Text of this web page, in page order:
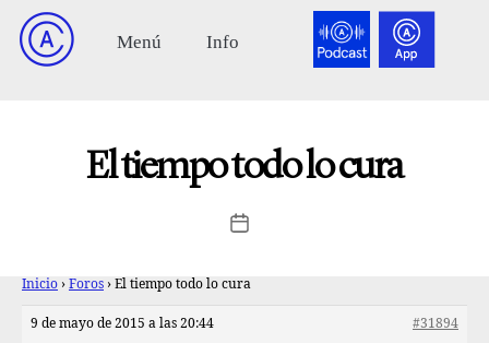
El tiempo todo lo cura
Inicio › Foros › El tiempo todo lo cura
9 de mayo de 2015 a las 20:44
#31894